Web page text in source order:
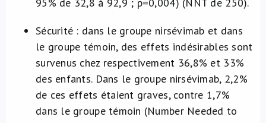
Sécurité : dans le groupe nirsévimab et dans
le groupe témoin, des effets indésirables sont
survenus chez respectivement 36,8% et 33%
des enfants. Dans le groupe nirsévimab, 2,2%
de ces effets étaient graves, contre 1,7%
dans le groupe témoin (Number Needed to